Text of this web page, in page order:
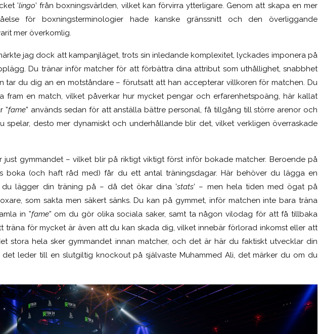
’lingo’ från boxningsvärlden, vilket kan förvirra ytterligare. Genom att skapa en mer
för boxningsterminologier hade kanske gränssnitt och den överliggande
mer överkomlig.
jag dock att kampanjläget, trots sin inledande komplexitet, lyckades imponera på
Du tränar inför matcher för att förbättra dina attribut som uthållighet, snabbhet
tar du dig an en motståndare – förutsatt att han accepterar villkoren för matchen. Du
fram en match, vilket påverkar hur mycket pengar och erfarenhetspoäng, här kallat
”fame” används sedan för att anställa bättre personal, få tillgång till större arenor och
spelar, desto mer dynamiskt och underhållande blir det, vilket verkligen överraskade
just gymmandet – vilket blir på riktigt viktigt först inför bokade matcher. Beroende på
boka (och haft råd med) får du ett antal träningsdagar. Här behöver du lägga en
du lägger din träning på – då det ökar dina ’stats’ – men hela tiden med ögat på
som sakta men säkert sänks. Du kan på gymmet, inför matchen inte bara träna
in ”fame” om du gör olika sociala saker, samt ta någon vilodag för att få tillbaka
träna för mycket är även att du kan skada dig, vilket innebär förlorad inkomst eller att
stora hela sker gymmandet innan matcher, och det är här du faktiskt utvecklar din
leder till en slutgiltig knockout på självaste Muhammed Ali, det märker du om du